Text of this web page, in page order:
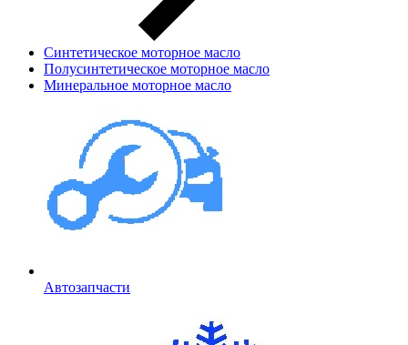
Синтетическое моторное масло
Полусинтетическое моторное масло
Минеральное моторное масло
Автозапчасти